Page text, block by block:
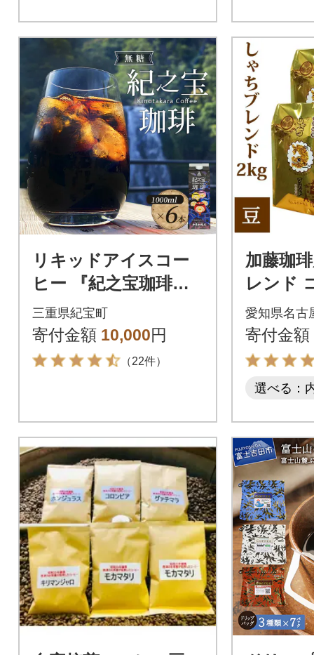
リキッドアイスコー
ヒー 『紀之宝珈琲』 1
L×6本【knkc100A】
三重県紀宝町
寄付金額 10,000円
（22件）
加藤珈
レンド
まま
愛知県名古
寄付金額
選べる：